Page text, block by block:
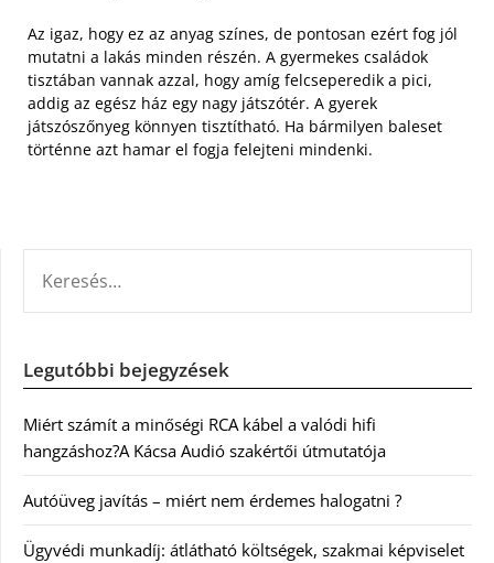
Az igaz, hogy ez az anyag színes, de pontosan ezért fog jól
mutatni a lakás minden részén. A gyermekes családok
tisztában vannak azzal, hogy amíg felcseperedik a pici,
addig az egész ház egy nagy játszótér. A gyerek
játszószőnyeg könnyen tisztítható. Ha bármilyen baleset
történne azt hamar el fogja felejteni mindenki.
Legutóbbi bejegyzések
Miért számít a minőségi RCA kábel a valódi hifi
hangzáshoz?A Kácsa Audió szakértői útmutatója
Autóüveg javítás – miért nem érdemes halogatni ?
Ügyvédi munkadíj: átlátható költségek, szakmai képviselet